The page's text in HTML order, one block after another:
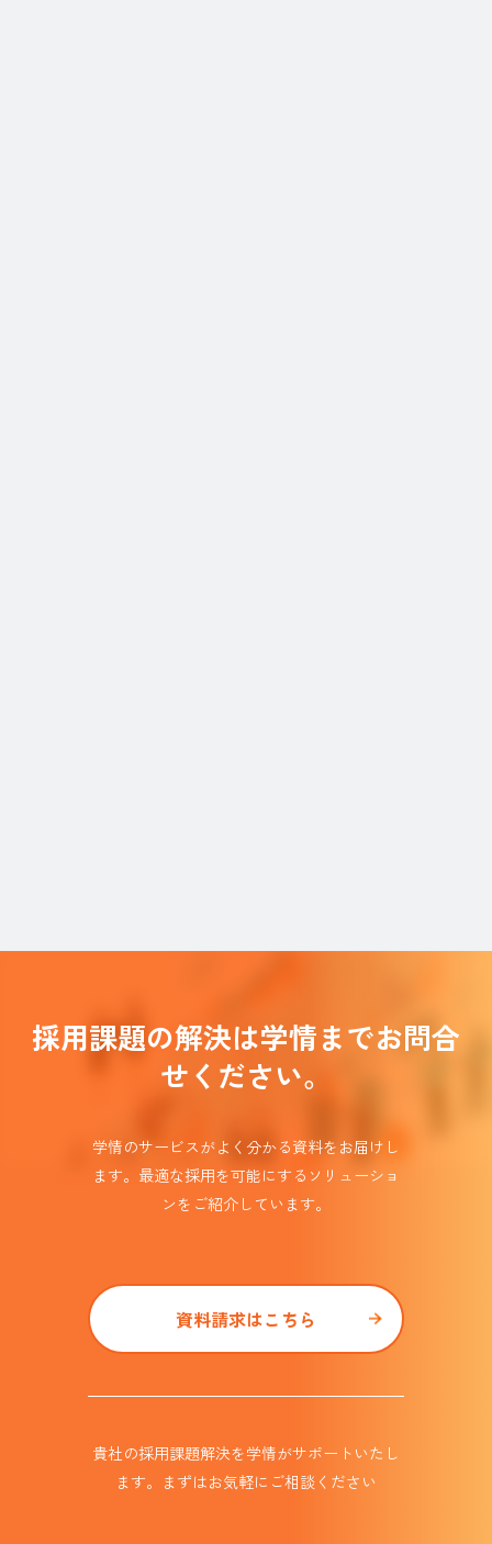
採用課題の解決は学情までお問合
せください。
学情のサービスがよく分かる資料をお届けし
ます。 最適な採用を可能にするソリューショ
ンを ご紹介しています。​
資料請求はこちら
貴社の採用課題解決を学情がサポート いたし
ます。まずはお気軽にご相談ください